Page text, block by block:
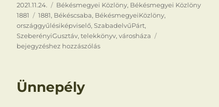
Közzétéve
2021.11.24. Kategória
Békésmegyei Közlöny, Békésmegyei Közlöny
1881
Címke
1881, Békéscsaba, BékésmegyeiKözlöny,
országgyűlésiképviselő,SzabadelvűPárt,
SzeberényiGusztáv,telekkönyv,városháza
bejegyzéshez hozzászólás
Ünnepély